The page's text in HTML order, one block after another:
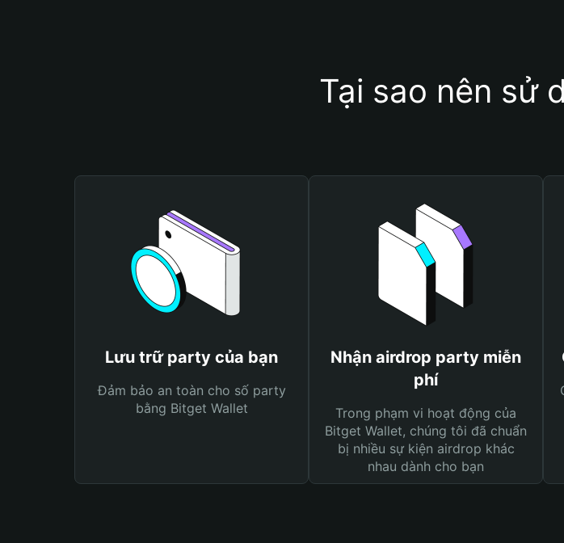
Tại sao nên sử
Lưu trữ party của bạn
Đảm bảo an toàn cho số party
bằng Bitget Wallet
Nhận airdrop party miễn
phí
Trong phạm vi hoạt động của
Bitget Wallet, chúng tôi đã chuẩn
bị nhiều sự kiện airdrop khác
nhau dành cho bạn